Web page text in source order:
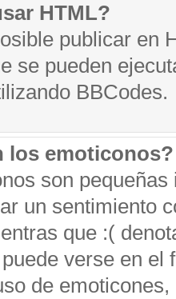
HTML?
publicar en
se pueden
BBCodes.
los emoticonos?
son
un sentimiento
que :(
verse en el
de